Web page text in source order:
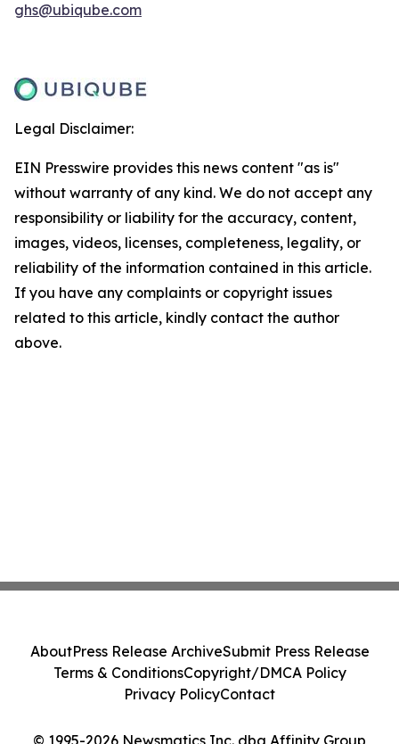
ghs@ubiqube.com
Legal Disclaimer:
EIN Presswire provides this news content "as is"
without warranty of any kind. We do not accept any
responsibility or liability for the accuracy, content,
images, videos, licenses, completeness, legality, or
reliability of the information contained in this article.
If you have any complaints or copyright issues
related to this article, kindly contact the author
above.
© 1995-2026 Newsmatics Inc. dba Affinity Group
AboutPress Release ArchiveSubmit Press Release
Terms & ConditionsCopyright/DMCA Policy
Privacy PolicyContact